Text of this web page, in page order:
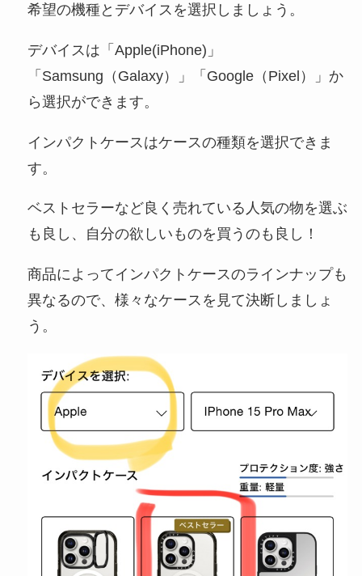
希望の機種とデバイスを選択しましょう。
デバイスは「Apple(iPhone)」
「Samsung（Galaxy）」「Google（Pixel）」か
ら選択ができます。
インパクトケースはケースの種類を選択できま
す。
ベストセラーなど良く売れている人気の物を選ぶ
も良し、自分の欲しいものを買うのも良し！
商品によってインパクトケースのラインナップも
異なるので、様々なケースを見て決断しましょ
う。